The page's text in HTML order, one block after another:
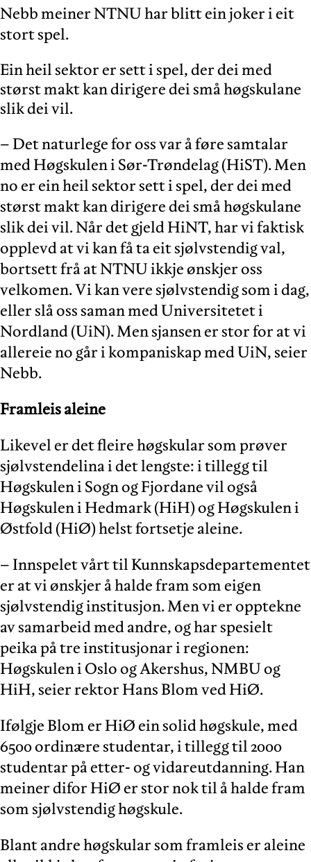
Nebb meiner NTNU har blitt ein joker i eit
stort spel.
Ein heil sektor er sett i spel, der dei med
størst makt kan dirigere dei små høgskulane
slik dei vil.
– Det naturlege for oss var å føre samtalar
med Høgskulen i Sør-Trøndelag (HiST). Men
no er ein heil sektor sett i spel, der dei med
størst makt kan dirigere dei små høgskulane
slik dei vil. Når det gjeld HiNT, har vi faktisk
opplevd at vi kan få ta eit sjølvstendig val,
bortsett frå at NTNU ikkje ønskjer oss
velkomen. Vi kan vere sjølvstendig som i dag,
eller slå oss saman med Universitetet i
Nordland (UiN). Men sjansen er stor for at vi
allereie no går i kompaniskap med UiN, seier
Nebb.
Framleis aleine
Likevel er det fleire høgskular som prøver
sjølvstendelina i det lengste: i tillegg til
Høgskulen i Sogn og Fjordane vil også
Høgskulen i Hedmark (HiH) og Høgskulen i
Østfold (HiØ) helst fortsetje aleine.
– Innspelet vårt til Kunnskapsdepartementet
er at vi ønskjer å halde fram som eigen
sjølvstendig institusjon. Men vi er opptekne
av samarbeid med andre, og har spesielt
peika på tre institusjonar i regionen:
Høgskulen i Oslo og Akershus, NMBU og
HiH, seier rektor Hans Blom ved HiØ.
Ifølgje Blom er HiØ ein solid høgskule, med
6500 ordinære studentar, i tillegg til 2000
studentar på etter- og vidareutdanning. Han
meiner difor HiØ er stor nok til å halde fram
som sjølvstendig høgskule.
Blant andre høgskular som framleis er aleine